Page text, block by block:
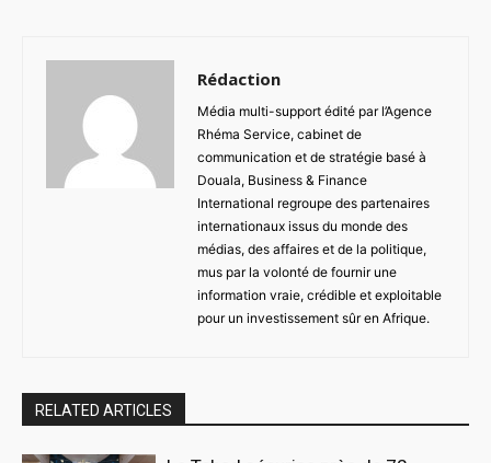
Rédaction
Média multi-support édité par l’Agence
Rhéma Service, cabinet de
communication et de stratégie basé à
Douala, Business & Finance
International regroupe des partenaires
internationaux issus du monde des
médias, des affaires et de la politique,
mus par la volonté de fournir une
information vraie, crédible et exploitable
pour un investissement sûr en Afrique.
RELATED ARTICLES